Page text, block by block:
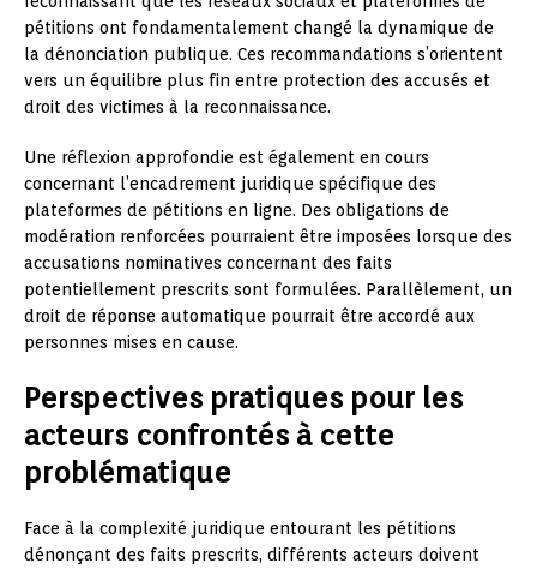
pétitions ont fondamentalement changé la dynamique de
la dénonciation publique. Ces recommandations s’orientent
vers un équilibre plus fin entre protection des accusés et
droit des victimes à la reconnaissance.
Une réflexion approfondie est également en cours
concernant l’encadrement juridique spécifique des
plateformes de pétitions en ligne. Des obligations de
modération renforcées pourraient être imposées lorsque des
accusations nominatives concernant des faits
potentiellement prescrits sont formulées. Parallèlement, un
droit de réponse automatique pourrait être accordé aux
personnes mises en cause.
Perspectives pratiques pour les
acteurs confrontés à cette
problématique
Face à la complexité juridique entourant les pétitions
dénonçant des faits prescrits, différents acteurs doivent